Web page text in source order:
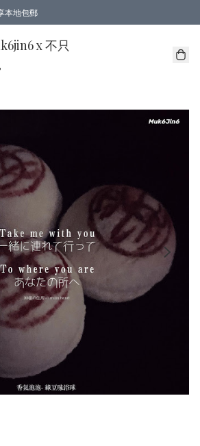
本地包郵
地區買滿$980包郵
x 不只